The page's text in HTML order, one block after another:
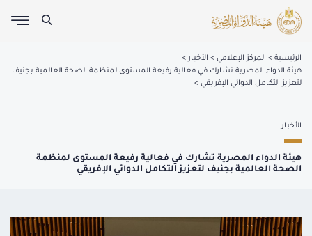
الرئيسية المركز الإعلامي
الأخبار
هيئة الدواء المصرية تشارك في فعالية رفيعة المستوى لمنظمة الصحة العالمية بجنيف
لتعزيز التكامل الدوائي الإفريقي
الأخبار
هيئة الدواء المصرية تشارك في فعالية رفيعة المستوى لمنظمة
الصحة العالمية بجنيف لتعزيز التكامل الدوائي الإفريقي